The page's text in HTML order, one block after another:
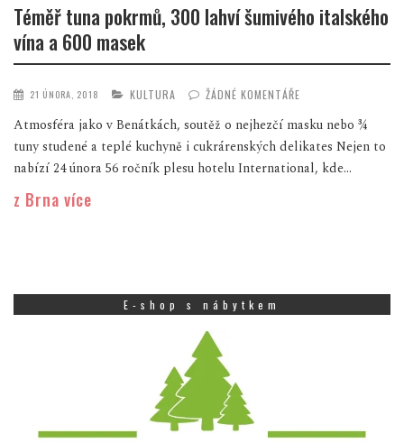
Téměř tuna pokrmů, 300 lahví šumivého italského
vína a 600 masek
21 ÚNORA, 2018 KULTURA ŽÁDNÉ KOMENTÁŘE
Atmosféra jako v Benátkách, soutěž o nejhezčí masku nebo ¾
tuny studené a teplé kuchyně i cukrárenských delikates Nejen to
nabízí 24 února 56 ročník plesu hotelu International, kde...
z Brna více
E-shop s nábytkem